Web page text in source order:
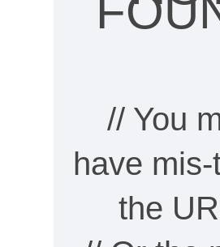
// You
have
the